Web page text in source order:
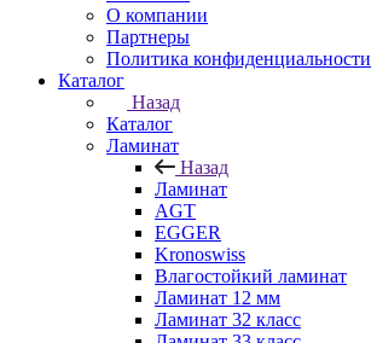
О компании
Партнеры
Политика конфиденциальности
Каталог
Назад
Каталог
Ламинат
Назад
Ламинат
AGT
EGGER
Kronoswiss
Влагостойкий ламинат
Ламинат 12 мм
Ламинат 32 класс